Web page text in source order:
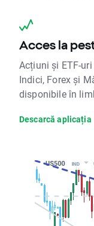
Acces la
Acțiuni și ETF-
Indici, Forex și
disponibile în
Descarcă aplicația